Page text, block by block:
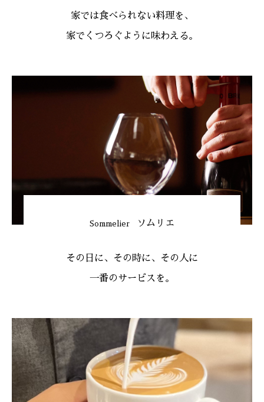
家では食べられない料理を、
家でくつろぐように味わえる。
Sommelier ソムリエ
その日に、その時に、その人に
一番のサービスを。